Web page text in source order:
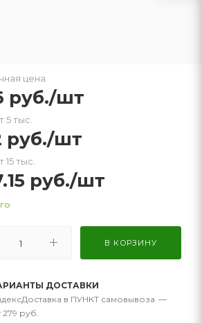
цена
руб./шт
5 тыс.
руб./шт
тыс.
руб./шт
В КОРЗИНУ
ДОСТАВКИ
в ПУНКТ самовывоза —
279 руб.